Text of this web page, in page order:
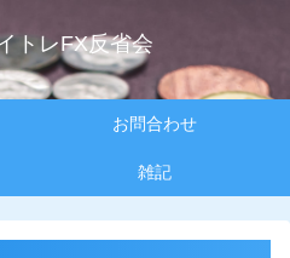
トレFX反省会
お問合わせ
雑記